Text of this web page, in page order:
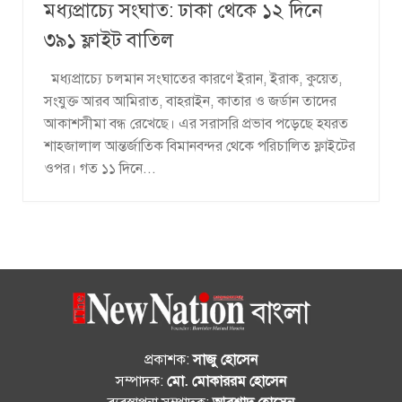
মধ্যপ্রাচ্যে সংঘাত: ঢাকা থেকে ১২ দিনে
৩৯১ ফ্লাইট বাতিল
মধ্যপ্রাচ্যে চলমান সংঘাতের কারণে ইরান, ইরাক, কুয়েত,
সংযুক্ত আরব আমিরাত, বাহরাইন, কাতার ও জর্ডান তাদের
আকাশসীমা বন্ধ রেখেছে। এর সরাসরি প্রভাব পড়েছে হযরত
শাহজালাল আন্তর্জাতিক বিমানবন্দর থেকে পরিচালিত ফ্লাইটের
ওপর। গত ১১ দিনে...
প্রকাশক:সাজু হোসেন
সম্পাদক: মো. মোকাররম হোসেন